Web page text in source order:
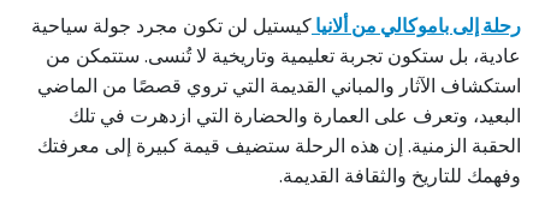
رحلة إلى باموكالي من ألانياكيستيل لن تكون مجرد جولة سياحية
عادية، بل ستكون تجربة تعليمية وتاريخية لا تُنسى. ستتمكن من
استكشاف الآثار والمباني القديمة التي تروي قصصًا من الماضي
البعيد، وتعرف على العمارة والحضارة التي ازدهرت في تلك
الحقبة الزمنية. إن هذه الرحلة ستضيف قيمة كبيرة إلى معرفتك
وفهمك للتاريخ والثقافة القديمة.